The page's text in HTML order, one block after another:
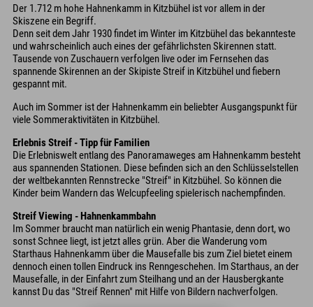
Der 1.712 m hohe Hahnenkamm in Kitzbühel ist vor allem in der
Skiszene ein Begriff.
Denn seit dem Jahr 1930 findet im Winter im Kitzbühel das bekannteste
und wahrscheinlich auch eines der gefährlichsten Skirennen statt.
Tausende von Zuschauern verfolgen live oder im Fernsehen das
spannende Skirennen an der Skipiste Streif in Kitzbühel und fiebern
gespannt mit.
Auch im Sommer ist der Hahnenkamm ein beliebter Ausgangspunkt für
viele Sommeraktivitäten in Kitzbühel.
Erlebnis Streif - Tipp für Familien
Die Erlebniswelt entlang des Panoramaweges am Hahnenkamm besteht
aus spannenden Stationen. Diese befinden sich an den Schlüsselstellen
der weltbekannten Rennstrecke "Streif" in Kitzbühel. So können die
Kinder beim Wandern das Welcupfeeling spielerisch nachempfinden.
Streif Viewing - Hahnenkammbahn
Im Sommer braucht man natürlich ein wenig Phantasie, denn dort, wo
sonst Schnee liegt, ist jetzt alles grün. Aber die Wanderung vom
Starthaus Hahnenkamm über die Mausefalle bis zum Ziel bietet einem
dennoch einen tollen Eindruck ins Renngeschehen. Im Starthaus, an der
Mausefalle, in der Einfahrt zum Steilhang und an der Hausbergkante
kannst Du das "Streif Rennen" mit Hilfe von Bildern nachverfolgen.